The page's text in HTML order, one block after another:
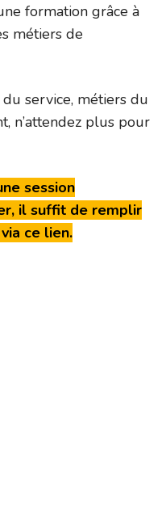
formation grâce à
métiers de
service, métiers du
n’attendez plus pour
session
il suffit de remplir
ce lien.